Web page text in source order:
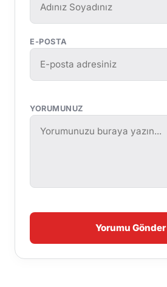
E-POSTA
YORUMUNUZ
Yorumu Gönder